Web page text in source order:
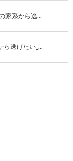
家系から逃...
ら逃げたい_...